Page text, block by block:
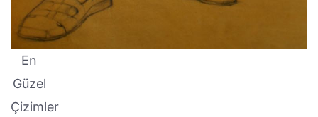
En
Güzel
Çizimler